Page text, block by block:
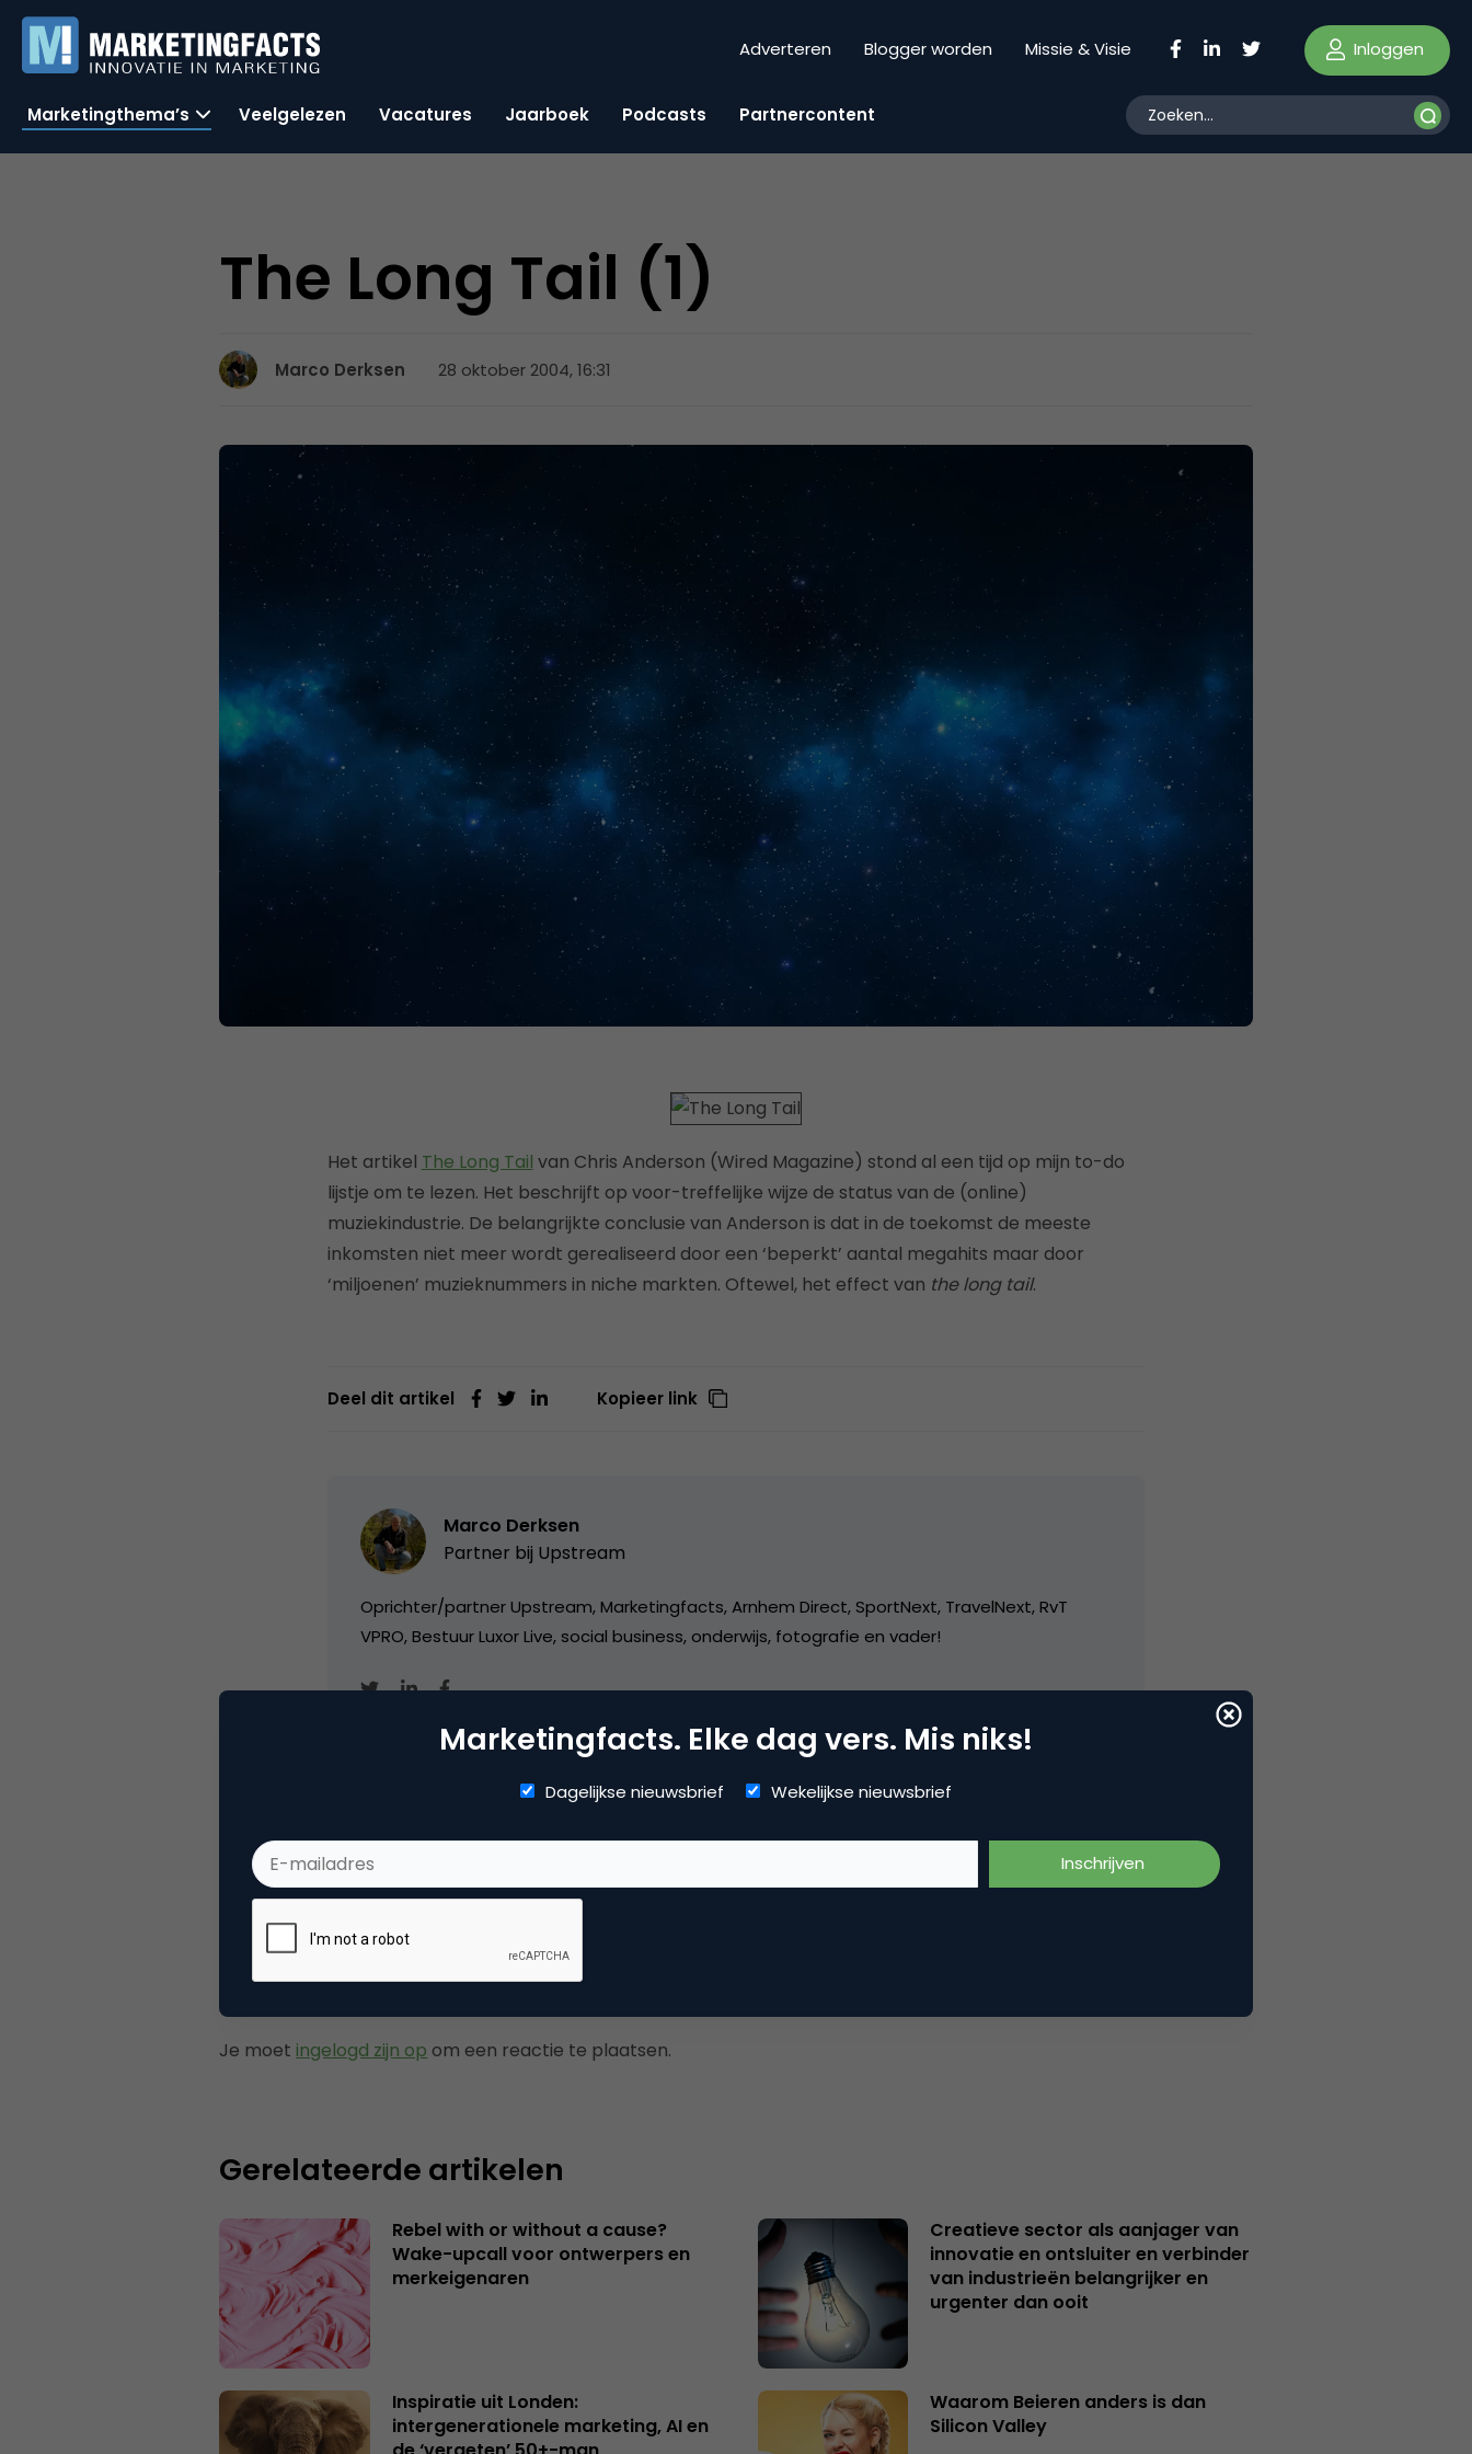
Adverteren Blogger worden Missie & Visie Inloggen
Marketingthema’s Veelgelezen Vacatures Jaarboek Podcasts Partnercontent
The Long Tail (1)
Marco Derksen 28 oktober 2004, 16:31
Het artikel The Long Tail van Chris Anderson (Wired Magazine) stond al een tijd op mijn to-do
lijstje om te lezen. Het beschrijft op voor-treffelijke wijze de status van de (online)
muziekindustrie. De belangrijkte conclusie van Anderson is dat in de toekomst de meeste
inkomsten niet meer wordt gerealiseerd door een ‘beperkt’ aantal megahits maar door
‘miljoenen’ muzieknummers in niche markten. Oftewel, het effect van the long tail.
Deel dit artikel Kopieer link
Marco Derksen
Partner bij Upstream
Oprichter/partner Upstream, Marketingfacts, Arnhem Direct, SportNext, TravelNext, RvT
VPRO, Bestuur Luxor Live, social business, onderwijs, fotografie en vader!
Je moet ingelogd zijn op om een reactie te plaatsen.
Gerelateerde artikelen
Rebel with or without a cause?
Wake-upcall voor ontwerpers en
merkeigenaren
Creatieve sector als aanjager van
innovatie en ontsluiter en verbinder
van industrieën belangrijker en
urgenter dan ooit
Inspiratie uit Londen:
intergenerationele marketing, AI en
Waarom Beieren anders is dan
Silicon Valley
Marketingfacts. Elke dag vers. Mis niks!
Dagelijkse nieuwsbrief Wekelijkse nieuwsbrief